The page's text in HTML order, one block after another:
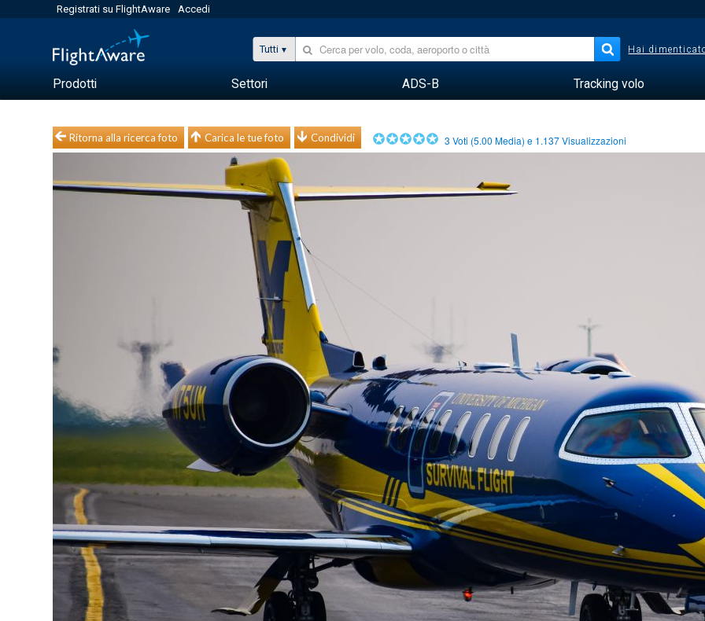
Registrati su FlightAware Accedi
Tutti Hai
Prodotti Settori ADS-B Tracking volo
Ritorna alla ricerca foto Carica le tue foto Condividi 3 Voti (5.00 Media) e 1.137Visualizzazioni